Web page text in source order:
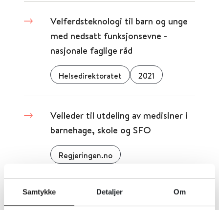
Samtykke Detaljer Om
Velferdsteknologi til barn og unge
med nedsatt funksjonsevne -
nasjonale faglige råd
Helsedirektoratet 2021
Veileder til utdeling av medisiner i
barnehage, skole og SFO
Regjeringen.no
Detaljer